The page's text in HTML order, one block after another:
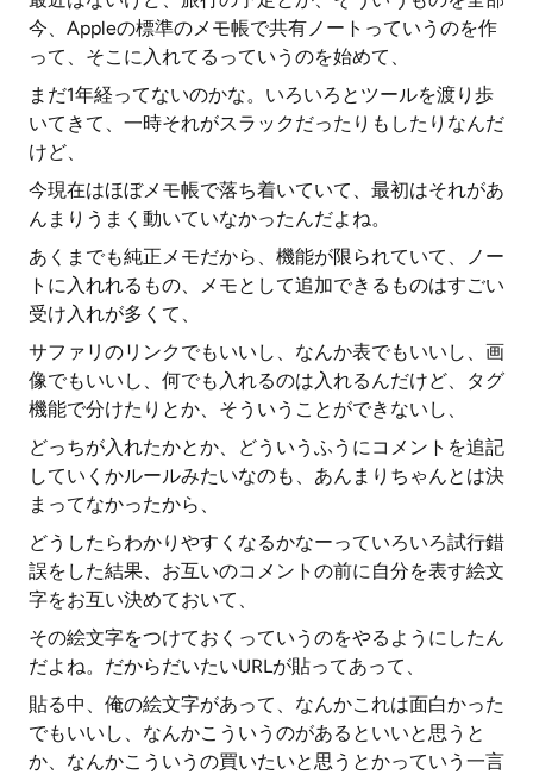
今、Appleの標準のメモ帳で共有ノートっていうのを作
って、そこに入れてるっていうのを始めて、
まだ1年経ってないのかな。いろいろとツールを渡り歩
いてきて、一時それがスラックだったりもしたりなんだ
けど、
今現在はほぼメモ帳で落ち着いていて、最初はそれがあ
んまりうまく動いていなかったんだよね。
あくまでも純正メモだから、機能が限られていて、ノー
トに入れれるもの、メモとして追加できるものはすごい
受け入れが多くて、
サファリのリンクでもいいし、なんか表でもいいし、画
像でもいいし、何でも入れるのは入れるんだけど、タグ
機能で分けたりとか、そういうことができないし、
どっちが入れたかとか、どういうふうにコメントを追記
していくかルールみたいなのも、あんまりちゃんとは決
まってなかったから、
どうしたらわかりやすくなるかなーっていろいろ試行錯
誤をした結果、お互いのコメントの前に自分を表す絵文
字をお互い決めておいて、
その絵文字をつけておくっていうのをやるようにしたん
だよね。だからだいたいURLが貼ってあって、
貼る中、俺の絵文字があって、なんかこれは面白かった
でもいいし、なんかこういうのがあるといいと思うと
か、なんかこういうの買いたいと思うとかっていう一言